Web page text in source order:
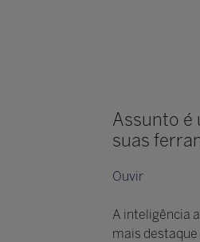
Assunto é
suas
Ouvir
A inteligência
mais